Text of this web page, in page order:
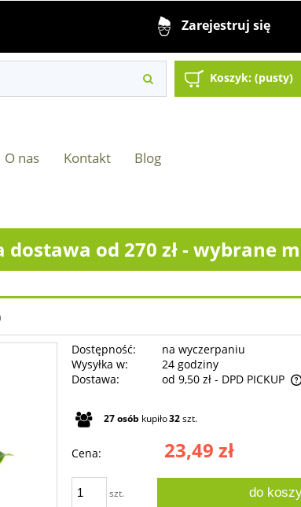
Zarejestruj się
Koszyk: (pusty)
O nas Kontakt Blog
od 270 zł - wybrane
Dostępność:
na wyczerpaniu
Wysyłka w:
24 godziny
Dostawa:
od 9,50 zł - DPD PICKUP
Cena nie zawiera ewentualnych kosztów
płatności
27osób kupiło32szt.
Cena: 23,49 zł
szt. do